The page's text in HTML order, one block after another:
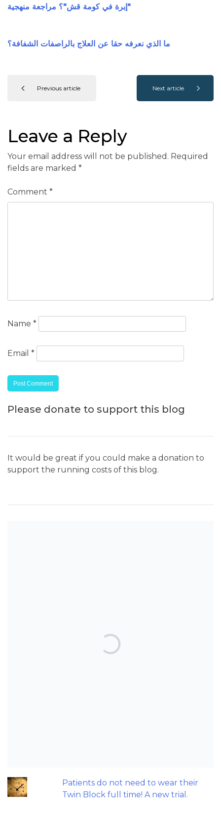
"إبرة في كومة قش"؟ مراجعة منهجية
ما الذي نعرفه حقا عن العلاج بالراصفات الشفافة؟
Previous article Next article
Leave a Reply
Your email address will not be published. Required
fields are marked *
Comment *
Name *
Email *
Please donate to support this blog
It would be great if you could make a donation to
support the running costs of this blog.
TOP POSTS & PAGES
Can AI really be used for orthodontic
Patients do not need to wear their
Twin Block full time! A new trial.